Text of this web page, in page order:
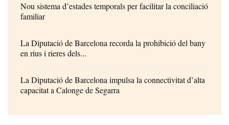
Nou sistema d’estades temporals per facilitar la conciliació
familiar
La Diputació de Barcelona recorda la prohibició del bany
en rius i rieres dels...
La Diputació de Barcelona impulsa la connectivitat d’alta
capacitat a Calonge de Segarra